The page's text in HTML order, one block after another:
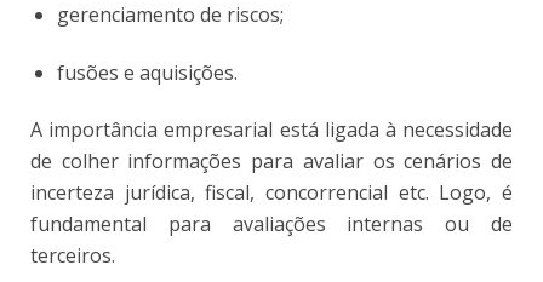
gerenciamento de riscos;
fusões e aquisições.
A importância empresarial está ligada à necessidade
de colher informações para avaliar os cenários de
incerteza jurídica, fiscal, concorrencial etc. Logo, é
fundamental para avaliações internas ou de
terceiros.